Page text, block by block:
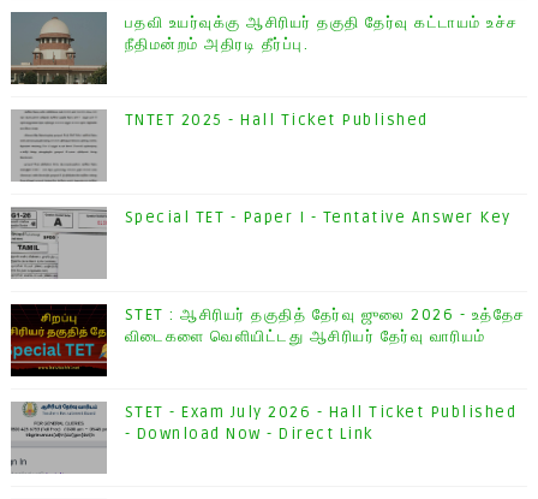
பதவி உயர்வுக்கு ஆசிரியர் தகுதி தேர்வு கட்டாயம் உச்ச
நீதிமன்றம் அதிரடி தீர்ப்பு.
TNTET 2025 - Hall Ticket Published
Special TET - Paper I - Tentative Answer Key
STET : ஆசிரியர் தகுதித் தேர்வு ஜுலை 2026 - உத்தேச
விடைகளை வெளியிட்டது ஆசிரியர் தேர்வு வாரியம்
STET - Exam July 2026 - Hall Ticket Published
- Download Now - Direct Link